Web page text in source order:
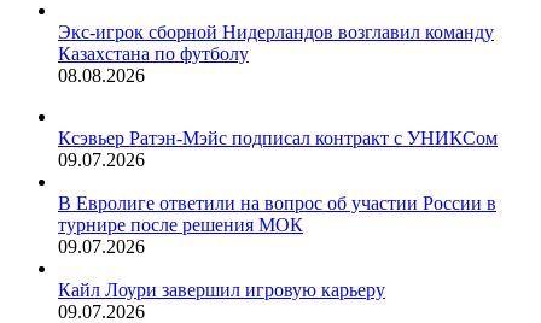
Экс-игрок сборной Нидерландов возглавил команду
Казахстана по футболу
08.08.2026
Ксэвьер Ратэн-Мэйс подписал контракт с УНИКСом
09.07.2026
В Евролиге ответили на вопрос об участии России в
турнире после решения МОК
09.07.2026
Кайл Лоури завершил игровую карьеру
09.07.2026